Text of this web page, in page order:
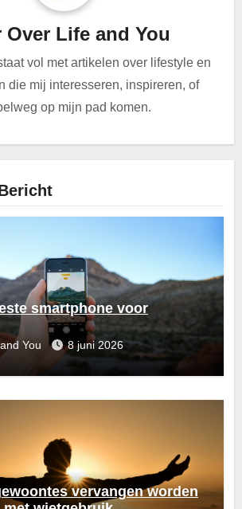
Over Life and You
vol met artikelen over lifestyle en
die mij interesseren, inspireren, of
op mijn pad komen.
smartphone voor
You 8 juni 2026
vervangen worden